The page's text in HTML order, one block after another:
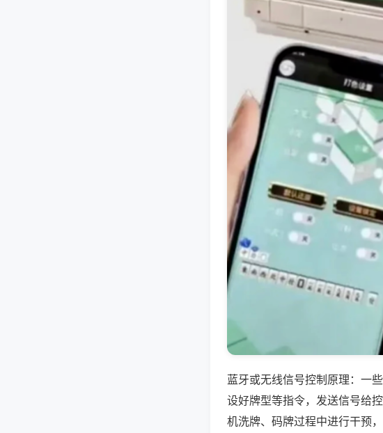
蓝牙或无线信号控制原理：一
设好牌型等指令，发送信号给
机洗牌、码牌过程中进行干预，